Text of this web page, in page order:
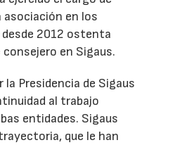
asociación en los
2012 ostenta
en Sigaus.
la Presidencia de Sigaus
al trabajo
entidades. Sigaus
que le han